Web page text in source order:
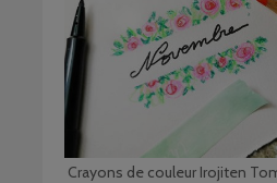
Crayons de couleur Irojiten